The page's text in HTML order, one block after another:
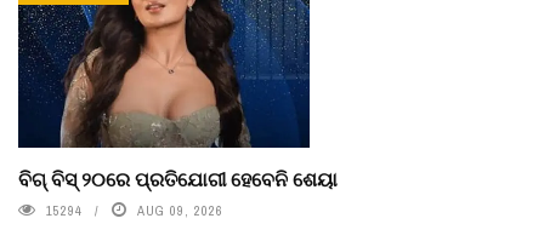
ବିଗ୍ ବିସ୍ ୨୦ରେ ପ୍ରତିଯୋଗୀ ହେବେନି ଶେୟା
15294 AUG 09, 2026